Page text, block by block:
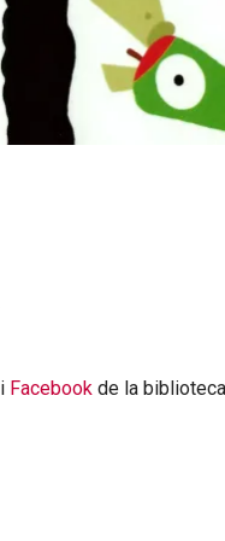
i Facebook de la